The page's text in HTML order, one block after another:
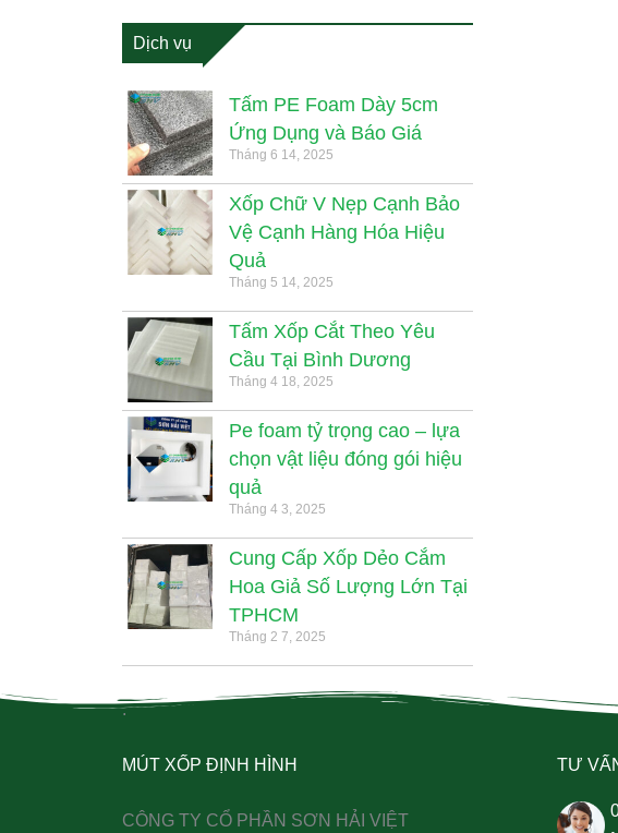
Dịch vụ
Tấm PE Foam Dày 5cm
Ứng Dụng và Báo Giá
Tháng 6 14, 2025
Xốp Chữ V Nẹp Cạnh Bảo
Vệ Cạnh Hàng Hóa Hiệu
Quả
Tháng 5 14, 2025
Tấm Xốp Cắt Theo Yêu
Cầu Tại Bình Dương
Tháng 4 18, 2025
Pe foam tỷ trọng cao – lựa
chọn vật liệu đóng gói hiệu
quả
Tháng 4 3, 2025
Cung Cấp Xốp Dẻo Cắm
Hoa Giả Số Lượng Lớn Tại
TPHCM
Tháng 2 7, 2025
.
MÚT XỐP ĐỊNH HÌNH
CÔNG TY CỔ PHẦN SƠN HẢI VIỆT
TƯ